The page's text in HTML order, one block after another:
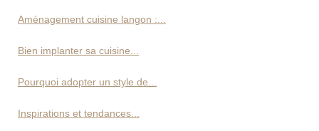
Aménagement cuisine langon :...
Bien implanter sa cuisine...
Pourquoi adopter un style de...
Inspirations et tendances...